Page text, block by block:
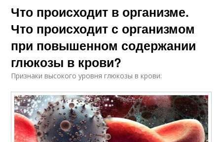
Что происходит в организме.
Что происходит с организмом
при повышенном содержании
глюкозы в крови?
Признаки высокого уровня глюкозы в крови: